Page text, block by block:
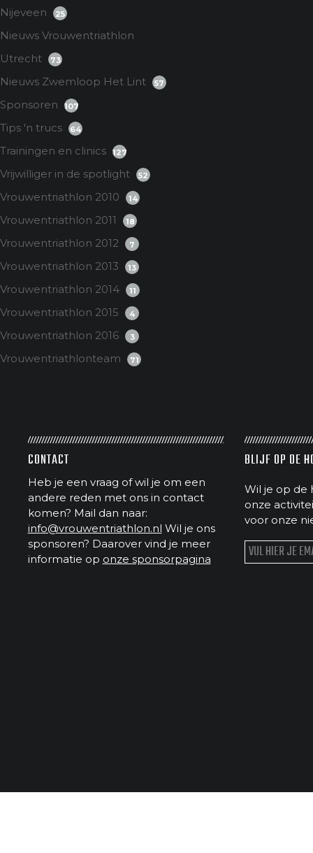
Nijeveen
25
Nieuws Vrouwentriathlon
Utrecht
73
Nieuws Zwemloop Het Lint 57
Sponsoren 107
Tips 'n trucs 64
Trainingen en clinics 127
Vrijwilliger in de spotlight 52
Vrouwentriathlon 2010 14
Vrouwentriathlon 2011 18
Vrouwentriathlon 2012 7
Vrouwentriathlon 2013 13
Vrouwentriathlon 2014 11
Vrouwentriathlon 2015 4
Vrouwentriathlon 2016 3
Vrouwentriathlonteam 71
CONTACT
Heb je een vraag of wil je om een
andere reden met ons in contact
komen? Mail dan naar:
info@vrouwentriathlon.nl Wil je ons
sponsoren? Daarover vind je meer
informatie op onze sponsorpagina
BLIJF OP DE
Wil je op de
onze
voor onze